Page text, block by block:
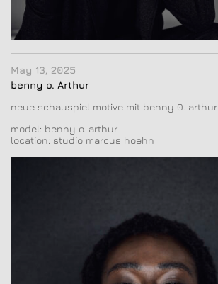
May 13, 2025
benny o. Arthur
neue schauspiel motive mit benny 0. arthur
model: benny o. arthur
location: studio marcus hoehn